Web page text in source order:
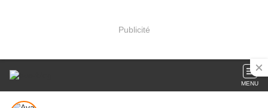
Publicité
MENU